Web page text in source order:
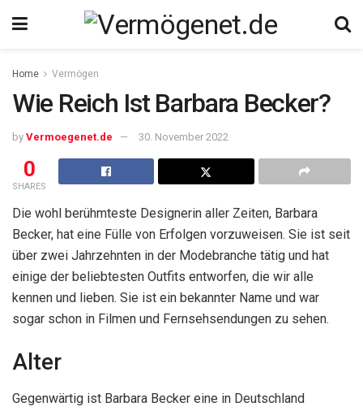
Home Vermögen
Wie Reich Ist Barbara Becker?
by Vermoegenet.de 30. November 2022
0
SHARES
Die wohl berühmteste Designerin aller Zeiten, Barbara
Becker, hat eine Fülle von Erfolgen vorzuweisen. Sie ist seit
über zwei Jahrzehnten in der Modebranche tätig und hat
einige der beliebtesten Outfits entworfen, die wir alle
kennen und lieben. Sie ist ein bekannter Name und war
sogar schon in Filmen und Fernsehsendungen zu sehen.
Alter
Gegenwärtig ist Barbara Becker eine in Deutschland